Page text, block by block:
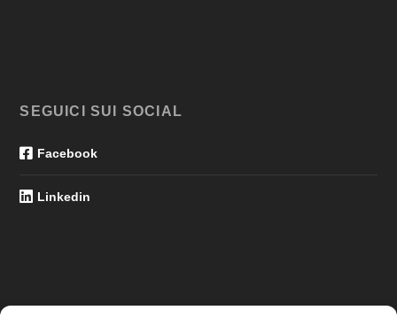
SEGUICI SUI SOCIAL
Facebook
Linkedin